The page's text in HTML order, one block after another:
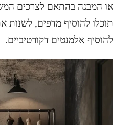
או המבנה בהתאם לצרכים
תוכלו להוסיף מדפים, לשנות
להוסיף אלמנטים דקורטיביים.